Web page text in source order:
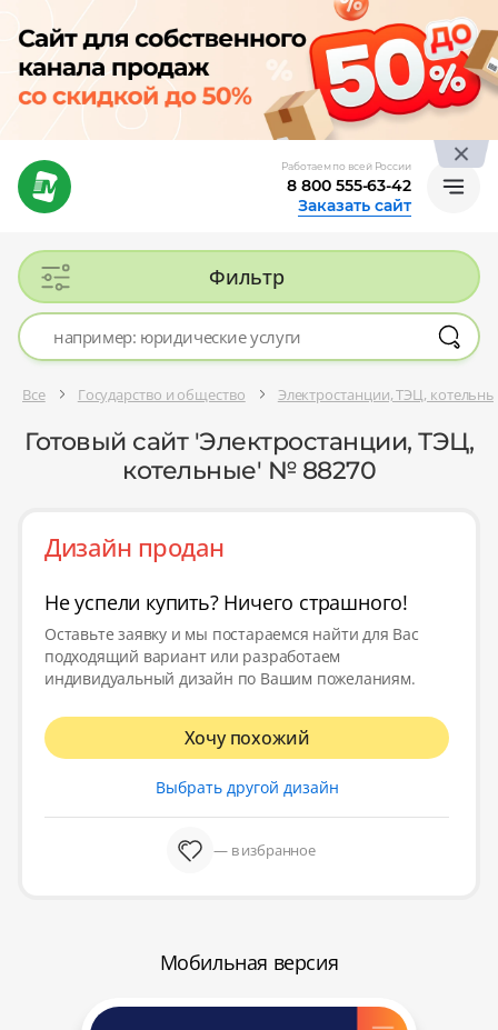
Работаем по всей России
8 800 555-63-42
Заказать сайт
Фильтр
Все Государство и общество Электростанции, ТЭЦ,
Готовый сайт 'Электростанции, ТЭЦ,
котельные' № 88270
Дизайн продан
Не успели купить? Ничего страшного!
Оставьте заявку и мы постараемся найти для Вас
подходящий вариант или разработаем
индивидуальный дизайн по Вашим пожеланиям.
Хочу похожий
Выбрать другой дизайн
— в избранное
Мобильная версия